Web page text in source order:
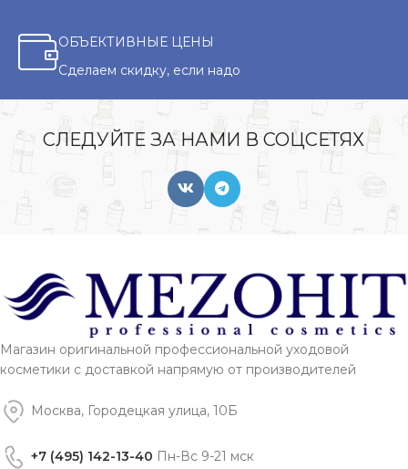
ОБЪЕКТИВНЫЕ ЦЕНЫ
Сделаем скидку, если надо
СЛЕДУЙТЕ ЗА НАМИ В СОЦСЕТЯХ
Магазин оригинальной профессиональной уходовой
косметики с доставкой напрямую от производителей
Москва, Городецкая улица, 10Б
+7 (495) 142-13-40 Пн-Вс 9-21 мск